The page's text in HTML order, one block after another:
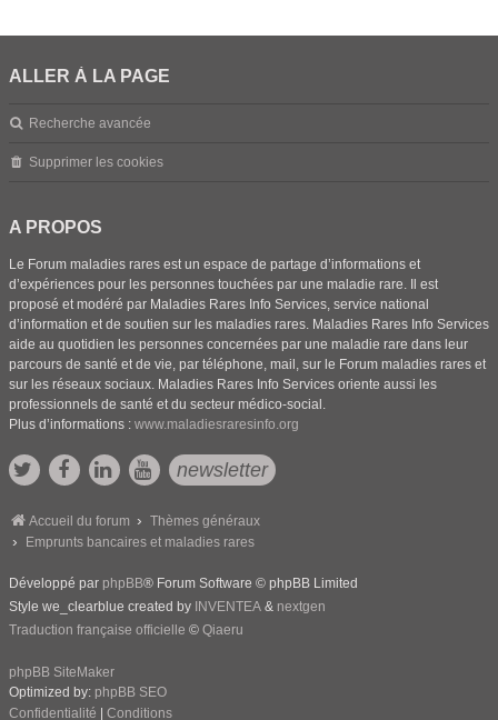
ALLER À LA PAGE
Recherche avancée
Supprimer les cookies
A PROPOS
Le Forum maladies rares est un espace de partage d’informations et
d’expériences pour les personnes touchées par une maladie rare. Il est
proposé et modéré par Maladies Rares Info Services, service national
d’information et de soutien sur les maladies rares. Maladies Rares Info Services
aide au quotidien les personnes concernées par une maladie rare dans leur
parcours de santé et de vie, par téléphone, mail, sur le Forum maladies rares et
sur les réseaux sociaux. Maladies Rares Info Services oriente aussi les
professionnels de santé et du secteur médico-social.
Plus d’informations : www.maladiesraresinfo.org
newsletter
Accueil du forum
Thèmes généraux
Emprunts bancaires et maladies rares
Développé par phpBB® Forum Software © phpBB Limited
Style we_clearblue created by INVENTEA & nextgen
Traduction française officielle © Qiaeru
phpBB SiteMaker
Optimized by: phpBB SEO
Confidentialité
Conditions